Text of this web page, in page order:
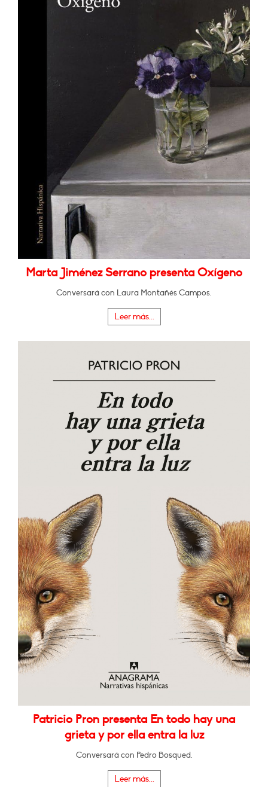
Marta Jiménez Serrano presenta Oxígeno
Conversará con Laura Montañés Campos.
Leer más...
Patricio Pron presenta En todo hay una
grieta y por ella entra la luz
Conversará con Pedro Bosqued.
Leer más...